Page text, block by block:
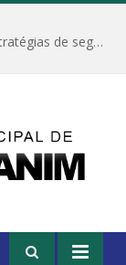
Câmara Municipal de Marapanim discute estratégias de segurança com autoridades e poder executivo